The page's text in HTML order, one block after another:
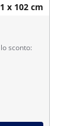
x 102 cm
sconto: